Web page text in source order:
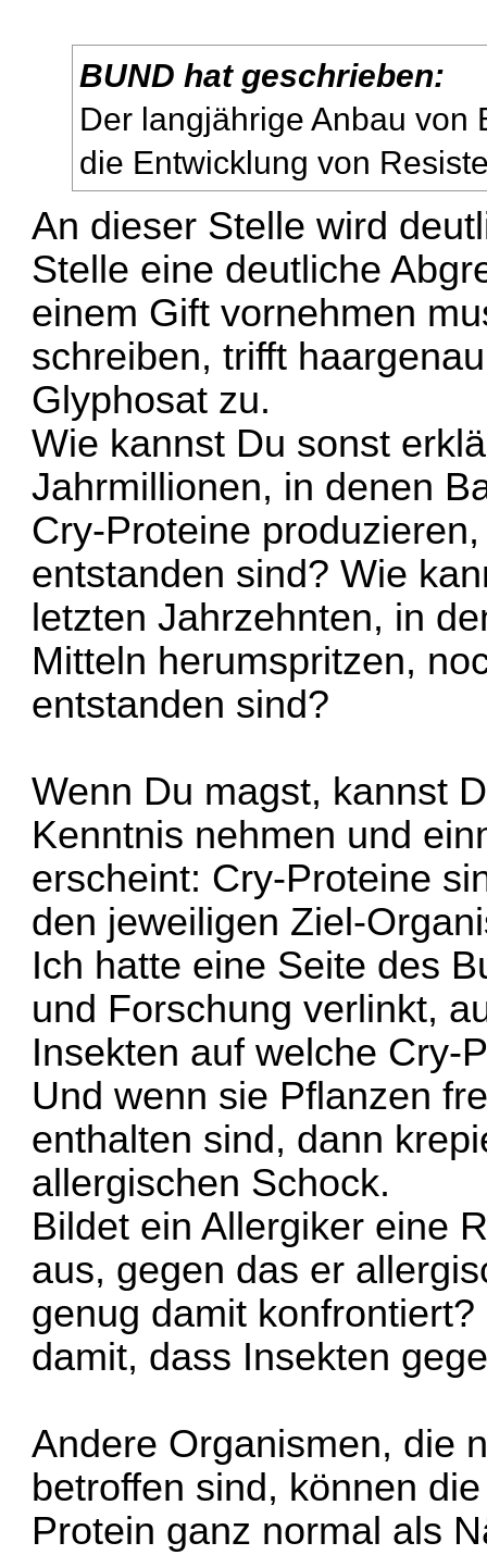
BUND hat geschrieben:
Der langjährige Anbau von
die Entwicklung von
An dieser Stelle wird
Stelle eine deutliche
einem Gift vornehmen
schreiben, trifft
Glyphosat zu.
Wie kannst Du sonst
Jahrmillionen, in denen
Cry-Proteine
entstanden sind? Wie
letzten Jahrzehnten, in
Mitteln herumspritzen,
entstanden sind?
Wenn Du magst, kannst
Kenntnis nehmen und
erscheint: Cry-Proteine
den jeweiligen Ziel-
Ich hatte eine Seite des
und Forschung verlinkt,
Insekten auf welche Cry-
Und wenn sie Pflanzen
enthalten sind, dann
allergischen Schock.
Bildet ein Allergiker eine
aus, gegen das er
genug damit
damit, dass Insekten
Andere Organismen, die
betroffen sind, können
Protein ganz normal als